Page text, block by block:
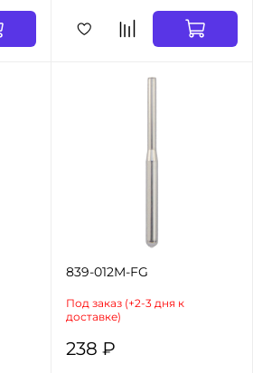
839-012M-FG
Под заказ (+2-3 дня к
доставке)
238 ₽